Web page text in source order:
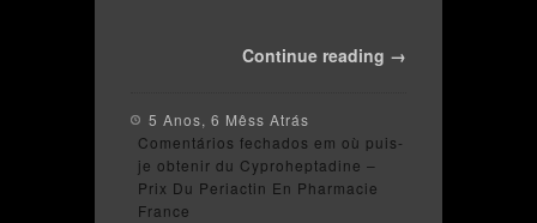
Continue reading →
5 Anos, 6 Mêss Atrás
Comentários fechados em où puis-
je obtenir du Cyproheptadine –
Prix Du Periactin En Pharmacie
France